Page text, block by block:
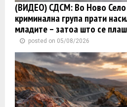
(ВИДЕО) СДСМ: Во Ново Село
криминална група прати
младите – затоа што се
posted on 05/08/2026